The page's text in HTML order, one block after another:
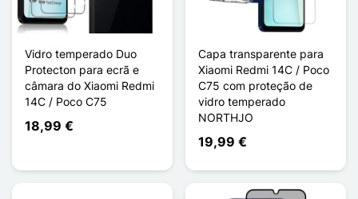
Vidro temperado Duo
Protecton para ecrã e
câmara do Xiaomi Redmi
14C / Poco C75
18,99 €
Capa transparente para
Xiaomi Redmi 14C / Poco
C75 com proteção de
vidro temperado
NORTHJO
19,99 €